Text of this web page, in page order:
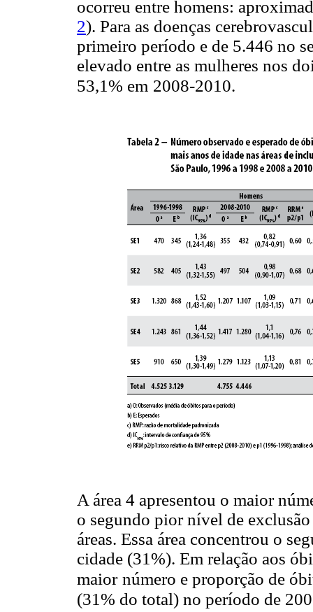
ocorreu entre homens:
2). Para as doenças
primeiro período e de 5.446 no
elevado entre as mulheres nos
53,1% em 2008-2010.
A área 4 apresentou o maior
o segundo pior nível de
áreas. Essa área concentrou o
cidade (31%). Em relação aos
maior número e proporção de
(31% do total) no período de